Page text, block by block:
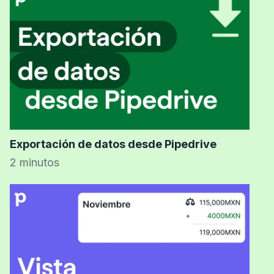
Exportación de datos desde Pipedrive
2 minutos